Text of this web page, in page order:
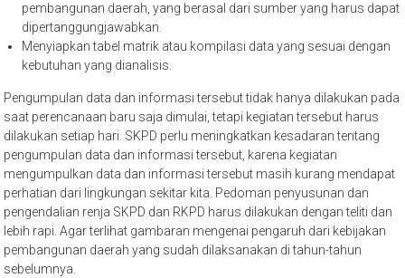
pembangunan daerah, yang berasal dari sumber yang harus dapat
dipertanggungjawabkan.
Menyiapkan tabel matrik atau kompilasi data yang sesuai dengan
kebutuhan yang dianalisis.
Pengumpulan data dan informasi tersebut tidak hanya dilakukan pada
saat perencanaan baru saja dimulai, tetapi kegiatan tersebut harus
dilakukan setiap hari. SKPD perlu meningkatkan kesadaran tentang
pengumpulan data dan informasi tersebut, karena kegiatan
mengumpulkan data dan informasi tersebut masih kurang mendapat
perhatian dari lingkungan sekitar kita. Pedoman penyusunan dan
pengendalian renja SKPD dan RKPD harus dilakukan dengan teliti dan
lebih rapi. Agar terlihat gambaran mengenai pengaruh dari kebijakan
pembangunan daerah yang sudah dilaksanakan di tahun-tahun
sebelumnya.